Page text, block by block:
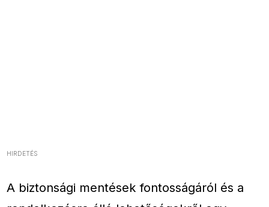
HIRDETÉS
A biztonsági mentések fontosságáról és a